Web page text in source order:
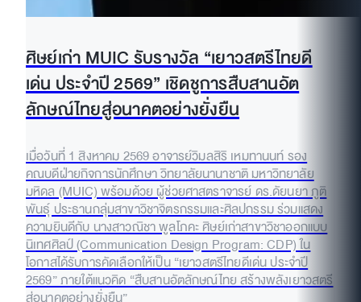
ศิษย์เก่า MUIC รับรางวัล “เยาวสตรีไทยดี
เด่น ประจำปี 2569” เชิดชูการสืบสานอัต
ลักษณ์ไทยสู่อนาคตอย่างยั่งยืน
เมื่อวันที่ 1 สิงหาคม 2569 อาจารย์วิมลสิริ เหมทานนท์ รอง
คณบดีฝ่ายกิจการนักศึกษา วิทยาลัยนานาชาติ มหาวิทยาลัย
มหิดล (MUIC) พร้อมด้วย ผู้ช่วยศาสตราจารย์ ดร.ดัยนยา ภูติ
พันธุ์ ประธานกลุ่มสาขาวิชาจิตรกรรมและศิลปกรรม ร่วมแสดง
ความยินดีกับ นางสาวณิชา พูลโภคะ ศิษย์เก่าสาขาวิชาออกแบบ
นิเทศศิลป์ (Communication Design Program: CDP) ใน
โอกาสได้รับการคัดเลือกให้เป็น “เยาวสตรีไทยดีเด่น ประจำปี
2569” ภายใต้แนวคิด “สืบสานอัตลักษณ์ไทย สร้างพลังเยาวสตรี